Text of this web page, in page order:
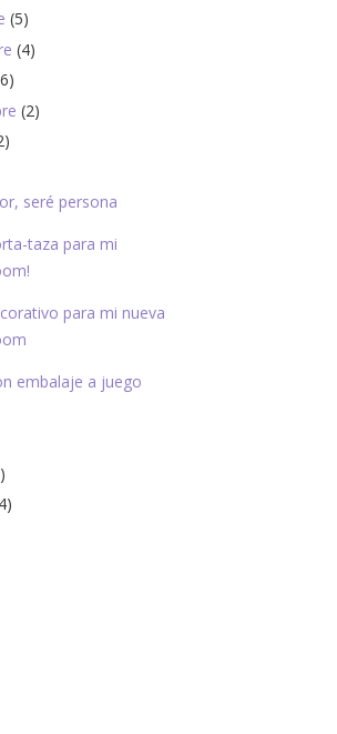
(5)
(4)
(2)
seré persona
taza para mi
para mi nueva
embalaje a juego